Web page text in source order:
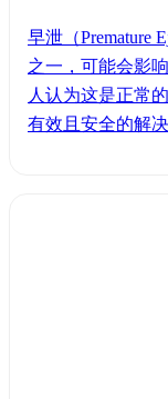
早泄（Premature
之一，可能会影
人认为这是正常
有效且安全的解决